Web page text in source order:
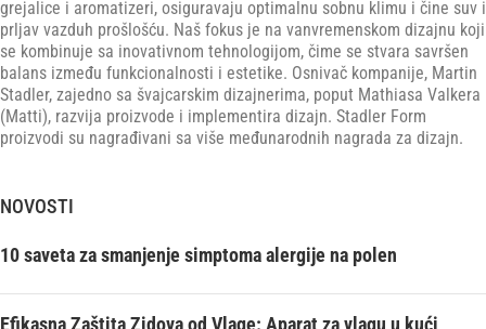
grejalice i aromatizeri, osiguravaju optimalnu sobnu klimu i čine suv i
prljav vazduh prošlošću. Naš fokus je na vanvremenskom dizajnu koji
se kombinuje sa inovativnom tehnologijom, čime se stvara savršen
balans između funkcionalnosti i estetike. Osnivač kompanije, Martin
Stadler, zajedno sa švajcarskim dizajnerima, poput Mathiasa Valkera
(Matti), razvija proizvode i implementira dizajn. Stadler Form
proizvodi su nagrađivani sa više međunarodnih nagrada za dizajn.
NOVOSTI
10 saveta za smanjenje simptoma alergije na polen
Efikasna Zaštita Zidova od Vlage: Aparat za vlagu u kući